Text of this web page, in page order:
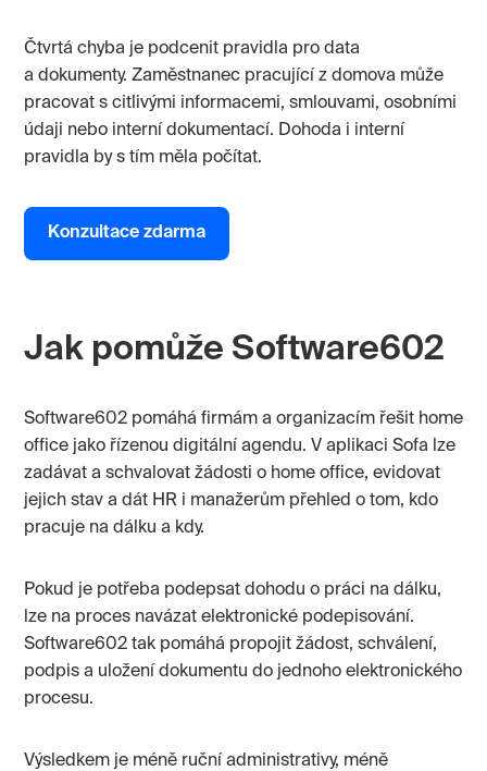
Čtvrtá chyba je podcenit pravidla pro data
a dokumenty. Zaměstnanec pracující z domova může
pracovat s citlivými informacemi, smlouvami, osobními
údaji nebo interní dokumentací. Dohoda i interní
pravidla by s tím měla počítat.
Konzultace zdarma
Jak pomůže Software602
Software602 pomáhá firmám a organizacím řešit home
office jako řízenou digitální agendu. V aplikaci Sofa lze
zadávat a schvalovat žádosti o home office, evidovat
jejich stav a dát HR i manažerům přehled o tom, kdo
pracuje na dálku a kdy.
Pokud je potřeba podepsat dohodu o práci na dálku,
lze na proces navázat elektronické podepisování.
Software602 tak pomáhá propojit žádost, schválení,
podpis a uložení dokumentu do jednoho elektronického
procesu.
Výsledkem je méně ruční administrativy, méně